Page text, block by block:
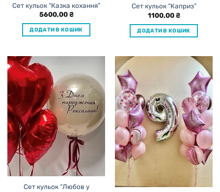
Сет кульок “Казка кохання”
5600,00₴
ДОДАТИ В КОШИК
Сет кульок “Каприз”
1100,00₴
ДОДАТИ В КОШИК
Сет кульок “Любов у